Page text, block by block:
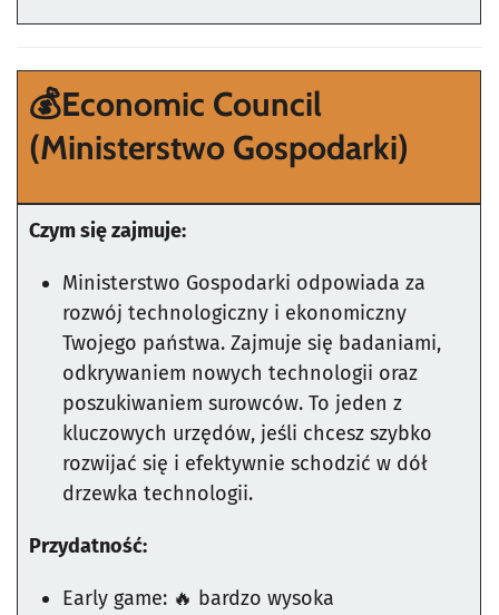
💰Economic Council
(Ministerstwo Gospodarki)
Czym się zajmuje:
Ministerstwo Gospodarki odpowiada za
rozwój technologiczny i ekonomiczny
Twojego państwa. Zajmuje się badaniami,
odkrywaniem nowych technologii oraz
poszukiwaniem surowców. To jeden z
kluczowych urzędów, jeśli chcesz szybko
rozwijać się i efektywnie schodzić w dół
drzewka technologii.
Przydatność:
Early game: 🔥 bardzo wysoka